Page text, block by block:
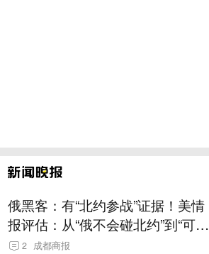
俄黑客：有“北约参战”证据！美情
报评估：从“俄不会碰北约”到“可能
发动有限攻击”
2 成都商报